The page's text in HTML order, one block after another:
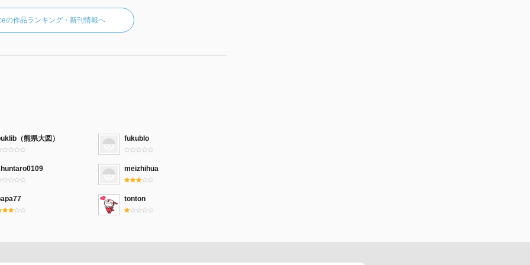
の作品ランキング・新刊情報へ
（熊県大図） fukublo
meizhihua
tonton